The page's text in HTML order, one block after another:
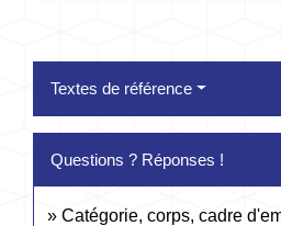
Textes de référence
Questions ? Réponses !
Catégorie, corps, cadre